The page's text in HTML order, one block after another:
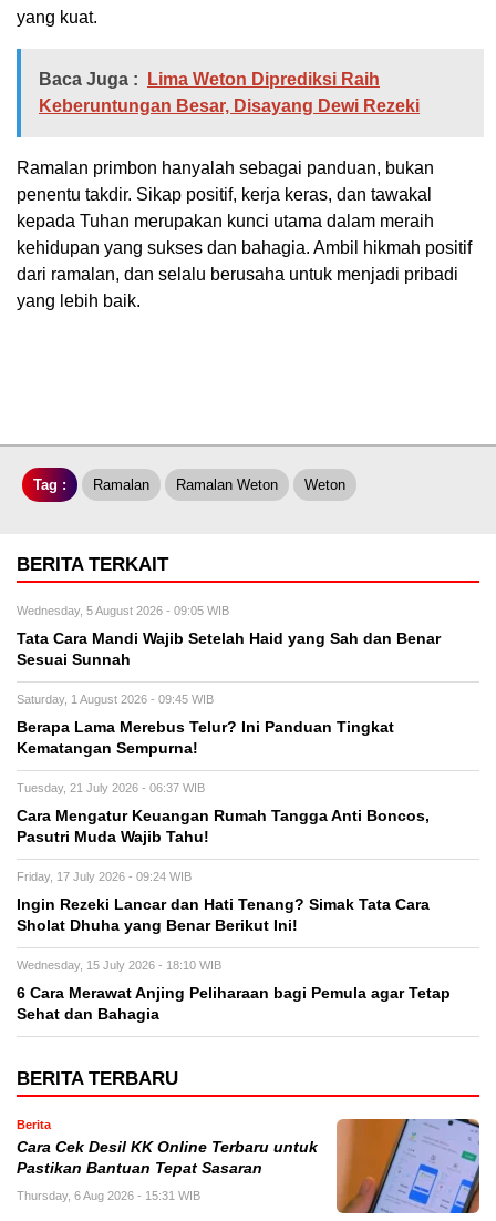
yang kuat.
Baca Juga :
Lima Weton Diprediksi Raih
Keberuntungan Besar, Disayang Dewi Rezeki
Ramalan primbon hanyalah sebagai panduan, bukan
penentu takdir. Sikap positif, kerja keras, dan tawakal
kepada Tuhan merupakan kunci utama dalam meraih
kehidupan yang sukses dan bahagia. Ambil hikmah positif
dari ramalan, dan selalu berusaha untuk menjadi pribadi
yang lebih baik.
Tag : Ramalan Ramalan Weton Weton
BERITA TERKAIT
Wednesday, 5 August 2026 - 09:05 WIB
Tata Cara Mandi Wajib Setelah Haid yang Sah dan Benar
Sesuai Sunnah
Saturday, 1 August 2026 - 09:45 WIB
Berapa Lama Merebus Telur? Ini Panduan Tingkat
Kematangan Sempurna!
Tuesday, 21 July 2026 - 06:37 WIB
Cara Mengatur Keuangan Rumah Tangga Anti Boncos,
Pasutri Muda Wajib Tahu!
Friday, 17 July 2026 - 09:24 WIB
Ingin Rezeki Lancar dan Hati Tenang? Simak Tata Cara
Sholat Dhuha yang Benar Berikut Ini!
Wednesday, 15 July 2026 - 18:10 WIB
6 Cara Merawat Anjing Peliharaan bagi Pemula agar Tetap
Sehat dan Bahagia
BERITA TERBARU
Berita
Cara Cek Desil KK Online Terbaru untuk
Pastikan Bantuan Tepat Sasaran
Thursday, 6 Aug 2026 - 15:31 WIB